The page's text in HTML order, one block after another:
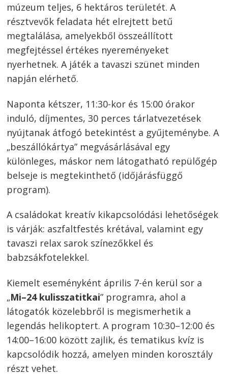
múzeum teljes, 6 hektáros területét. A
résztvevők feladata hét elrejtett betű
megtalálása, amelyekből összeállított
megfejtéssel értékes nyereményeket
nyerhetnek. A játék a tavaszi szünet minden
napján elérhető.
Naponta kétszer, 11:30-kor és 15:00 órakor
induló, díjmentes, 30 perces tárlatvezetések
nyújtanak átfogó betekintést a gyűjteménybe. A
„beszállókártya” megvásárlásával egy
különleges, máskor nem látogatható repülőgép
belseje is megtekinthető (időjárásfüggő
program).
A családokat kreatív kikapcsolódási lehetőségek
is várják: aszfaltfestés krétával, valamint egy
tavaszi relax sarok színezőkkel és
babzsákfotelekkel.
Kiemelt eseményként április 7-én kerül sor a
„Mi–24 kulisszatitkai” programra, ahol a
látogatók közelebbről is megismerhetik a
legendás helikoptert. A program 10:30–12:00 és
14:00–16:00 között zajlik, és tematikus kvíz is
kapcsolódik hozzá, amelyen minden korosztály
részt vehet.